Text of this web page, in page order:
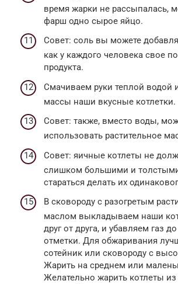
время жарки не рассыпалась,
фарш одно сырое яйцо.
Совет: соль вы можете
как у каждого человека свое
продукта.
Смачиваем руки теплой водой
массы наши вкусные котлетки.
Совет: также, вместо воды,
использовать растительное
Совет: яичные котлеты не
слишком большими и
стараться делать их
В сковороду с разогретым
маслом выкладываем наши
друг от друга, и убавляем газ
отметки. Для обжаривания
сотейник или сковороду с
Жарить на среднем или
Желательно жарить котлеты